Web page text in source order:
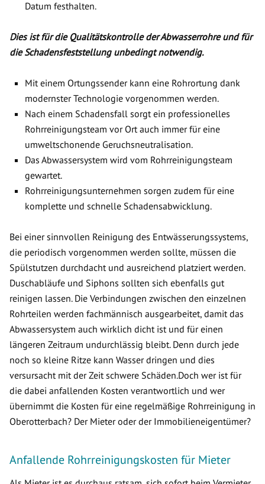
Datum festhalten.
Dies ist für die Qualitätskontrolle der Abwasserrohre und für
die Schadensfeststellung unbedingt notwendig.
Mit einem Ortungssender kann eine Rohrortung dank
modernster Technologie vorgenommen werden.
Nach einem Schadensfall sorgt ein professionelles
Rohrreinigungsteam vor Ort auch immer für eine
umweltschonende Geruchsneutralisation.
Das Abwassersystem wird vom Rohrreinigungsteam
gewartet.
Rohrreinigungsunternehmen sorgen zudem für eine
komplette und schnelle Schadensabwicklung.
Bei einer sinnvollen Reinigung des Entwässerungssystems,
die periodisch vorgenommen werden sollte, müssen die
Spülstutzen durchdacht und ausreichend platziert werden.
Duschabläufe und Siphons sollten sich ebenfalls gut
reinigen lassen. Die Verbindungen zwischen den einzelnen
Rohrteilen werden fachmännisch ausgearbeitet, damit das
Abwassersystem auch wirklich dicht ist und für einen
längeren Zeitraum undurchlässig bleibt. Denn durch jede
noch so kleine Ritze kann Wasser dringen und dies
versursacht mit der Zeit schwere Schäden.Doch wer ist für
die dabei anfallenden Kosten verantwortlich und wer
übernimmt die Kosten für eine regelmäßige Rohrreinigung in
Oberotterbach? Der Mieter oder der Immobilieneigentümer?
Anfallende Rohrreinigungskosten für Mieter